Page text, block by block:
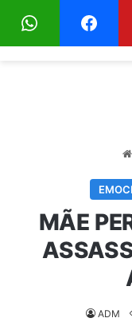
Menu
MÃE
ADM